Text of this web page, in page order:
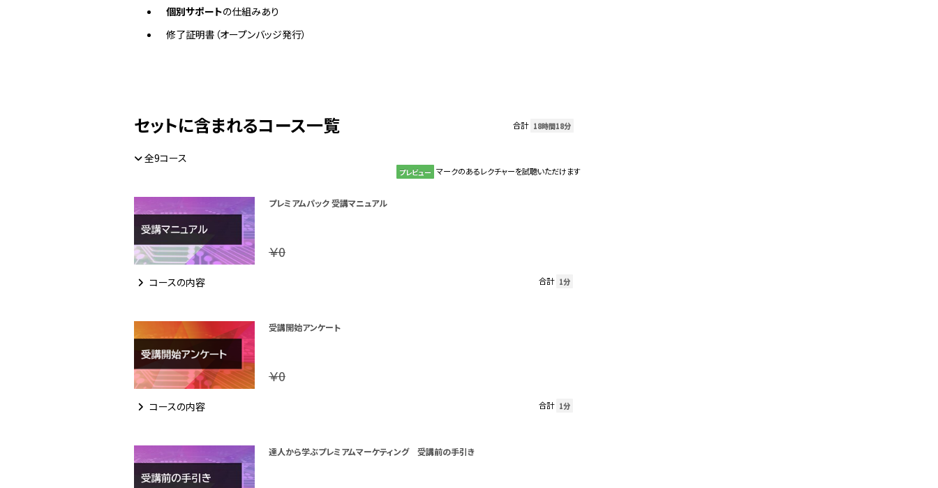
個別サポートの仕組みあり
修了証明書（オープンバッジ発行）
セットに含まれるコース一覧 合計 18時間18分
全9コース
プレビュー マークのあるレクチャーを試聴いただけます
プレミアムパック 受講マニュアル
￥0
コースの内容 合計 1分
受講開始アンケート
￥0
コースの内容 合計 1分
達人から学ぶプレミアムマーケティング 受講前の手引き